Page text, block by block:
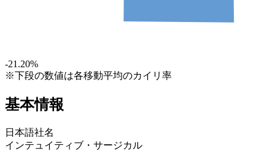
-21.20%
※下段の数値は各移動平均のカイリ率
基本情報
日本語社名
インテュイティブ・サージカル